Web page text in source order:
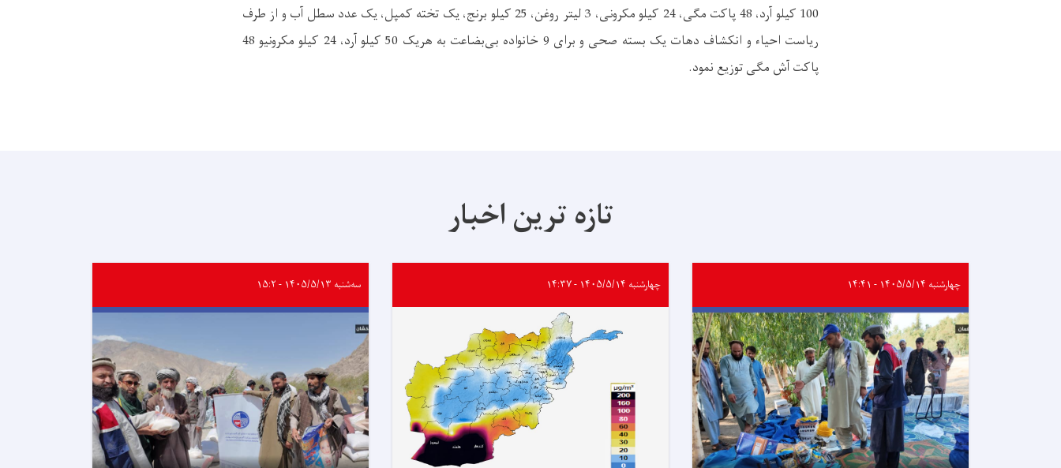
100 کیلو آرد، 48 پاکت مگی، 24 کیلو مکرونی، 3 لیتر روغن، 25 کیلو برنج، یک تخته کمپل، یک عدد سطل آب و از طرف
ریاست احیاء و انکشاف دهات یک بسته صحی و برای 9 خانواده بی‌بضاعت به هریک 50 کیلو آرد، 24 کیلو مکرونیو 48
پاکت آش مگی توزیع نمود.
تازه ترین اخبار
چهارشنبه ۱۴۰۵/۵/۱۴ - ۱۴:۴۱ چهارشنبه ۱۴۰۵/۵/۱۴ - ۱۴:۳۷ سه‌شنبه ۱۴۰۵/۵/۱۳ - ۱۵:۲